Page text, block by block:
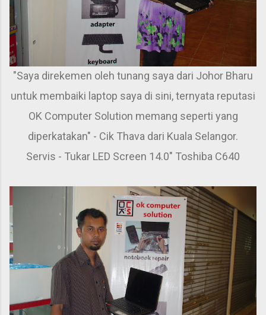
"Saya direkemen oleh tunang saya dari Johor Bharu
untuk membaiki laptop saya di sini, ternyata reputasi
OK Computer Solution memang seperti yang
diperkatakan" - Cik Thava dari Kuala Selangor.
Servis - Tukar LED Screen 14.0" Toshiba C640